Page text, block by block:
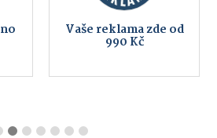
Vaše reklama zde od
990 Kč